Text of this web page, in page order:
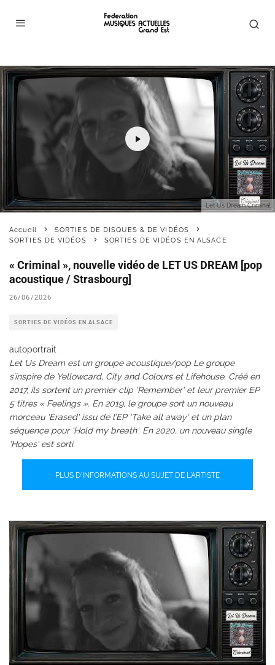
Let Us Dream Criminal
Accueil
SORTIES DE DISQUES & DE VIDÉOS
SORTIES DE VIDÉOS
SORTIES DE VIDÉOS EN ALSACE
« Criminal », nouvelle vidéo de LET US DREAM [pop
acoustique / Strasbourg]
26/06/2026
SORTIES DE VIDÉOS EN ALSACE
autoportrait
Let Us Dream est un groupe acoustique/pop Le groupe
s’inspire de Yellowcard, City and Colours et Lifehouse. Créé en
2017, ils sortent un premier clip ‘Remember’ et leur premier EP
5 titres « Feelings ». En 2019, le groupe sort un nouveau
morceau ‘Erased‘ issu de l’EP ‘Take all away‘ et un plan
séquence pour ‘Hold my breath‘. En 2020, un nouveau single
‘Hopes‘ est sorti.
PLUS D'INFORMATIONS AU SUJET DE L'ARTISTE